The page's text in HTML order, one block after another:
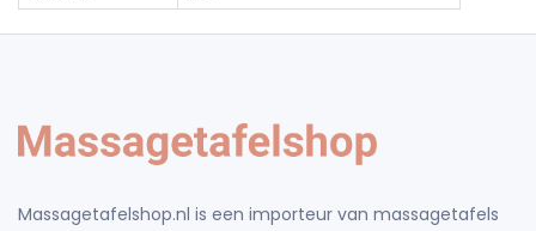
Massagetafelshop.nl is een importeur van massagetafels